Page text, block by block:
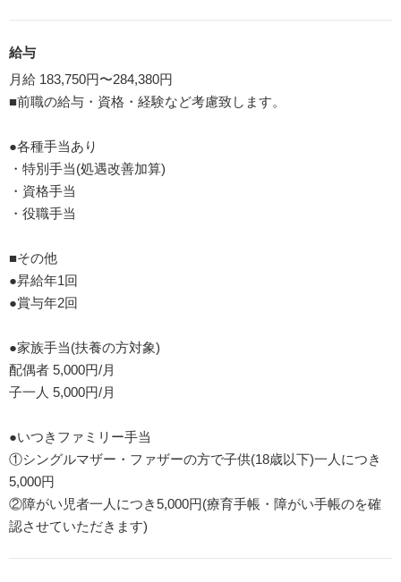
給与
月給 183,750円〜284,380円
■前職の給与・資格・経験など考慮致します。
●各種手当あり
・特別手当(処遇改善加算)
・資格手当
・役職手当
■その他
●昇給年1回
●賞与年2回
●家族手当(扶養の方対象)
配偶者 5,000円/月
子一人 5,000円/月
●いつきファミリー手当
①シングルマザー・ファザーの方で子供(18歳以下)一人につき
5,000円
②障がい児者一人につき5,000円(療育手帳・障がい手帳のを確
認させていただきます)